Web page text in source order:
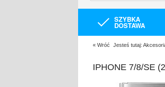
SZYBKA
DOSTAWA
« Wróć Jesteś tutaj:
IPHONE 7/8/SE